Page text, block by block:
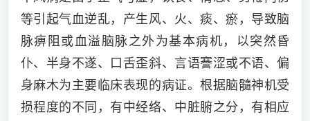
等引起气血逆乱，产生风、火、痰、瘀，导致脑
脉痹阻或血溢脑脉之外为基本病机，以突然昏
仆、半身不遂、口舌歪斜、言语謇涩或不语、偏
身麻木为主要临床表现的病证。根据脑髓神机受
损程度的不同，有中经络、中脏腑之分，有相应